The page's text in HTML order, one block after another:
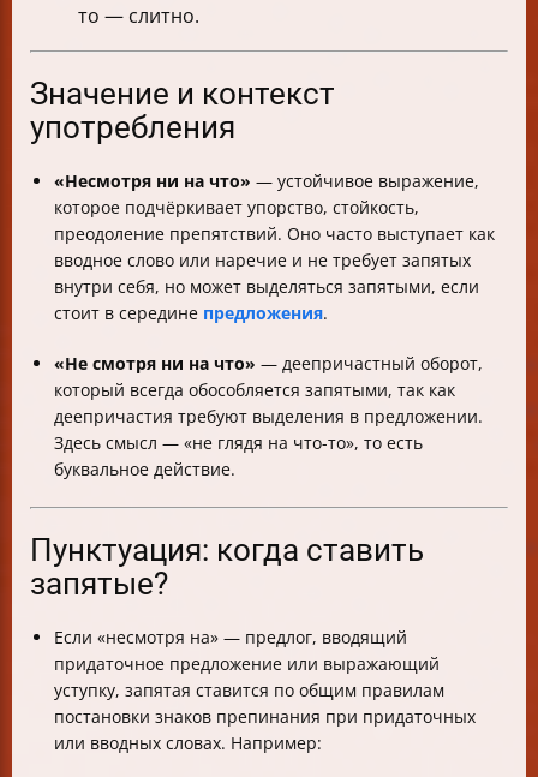
то — слитно.
Значение и контекст
употребления
«Несмотря ни на что» — устойчивое выражение,
которое подчёркивает упорство, стойкость,
преодоление препятствий. Оно часто выступает как
вводное слово или наречие и не требует запятых
внутри себя, но может выделяться запятыми, если
стоит в середине предложения.
«Не смотря ни на что» — деепричастный оборот,
который всегда обособляется запятыми, так как
деепричастия требуют выделения в предложении.
Здесь смысл — «не глядя на что-то», то есть
буквальное действие.
Пунктуация: когда ставить
запятые?
Если «несмотря на» — предлог, вводящий
придаточное предложение или выражающий
уступку, запятая ставится по общим правилам
постановки знаков препинания при придаточных
или вводных словах. Например: